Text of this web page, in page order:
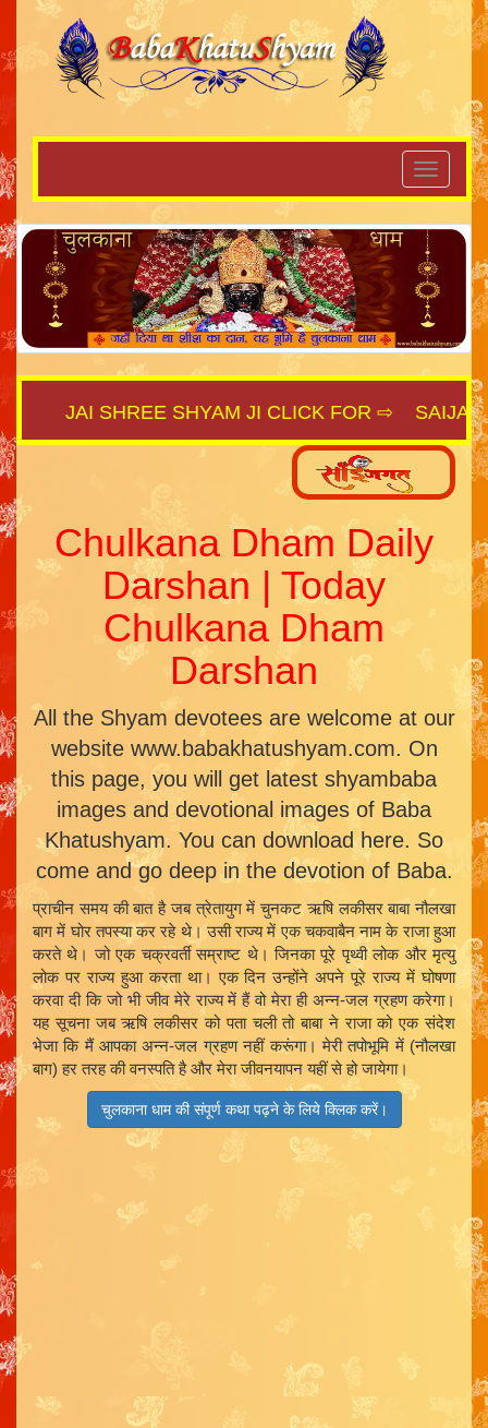
JAI SHREE SHYAM JI CLICK FOR ⇨
Chulkana Dham Daily
Darshan | Today
Chulkana Dham
Darshan
All the Shyam devotees are welcome at our
website www.babakhatushyam.com. On
this page, you will get latest shyambaba
images and devotional images of Baba
Khatushyam. You can download here. So
come and go deep in the devotion of Baba.
प्राचीन समय की बात है जब त्रेतायुग में चुनकट ऋषि लकीसर बाबा नौलखा
बाग में घोर तपस्या कर रहे थे। उसी राज्य में एक चकवाबैन नाम के राजा हुआ
करते थे। जो एक चक्रवर्ती सम्राष्ट थे। जिनका पूरे पृथ्वी लोक और मृत्यु
लोक पर राज्य हुआ करता था। एक दिन उन्होंने अपने पूरे राज्य में घोषणा
करवा दी कि जो भी जीव मेरे राज्य में हैं वो मेरा ही अन्न-जल ग्रहण करेगा।
यह सूचना जब ऋषि लकीसर को पता चली तो बाबा ने राजा को एक संदेश
भेजा कि मैं आपका अन्न-जल ग्रहण नहीं करूंगा। मेरी तपोभूमि में (नौलखा
बाग) हर तरह की वनस्पति है और मेरा जीवनयापन यहीं से हो जायेगा।
चुलकाना धाम की संपूर्ण कथा पढ़ने के लिये क्लिक करें।